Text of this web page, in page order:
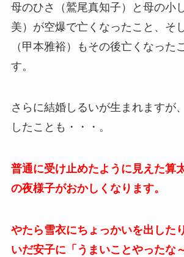
母のひさ（鷲尾真知子）と母の小
美）が空爆で亡くなったこと、そ
（甲本雅裕）もその後亡くなった
す。
さらに結婚しるいが生まれますが
したことも・・・。
普通に受け止めたように見えた算
の夜様子がおかしくなります。
やたら雪衣にちょっかいを出した
いだ安子に「うまいことやったな